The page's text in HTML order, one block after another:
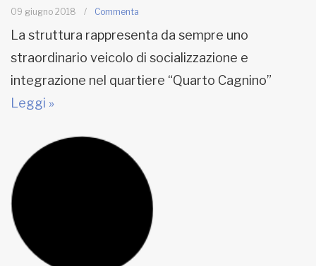
09 giugno 2018 / Commenta
La struttura rappresenta da sempre uno
straordinario veicolo di socializzazione e
integrazione nel quartiere “Quarto Cagnino”
Leggi »